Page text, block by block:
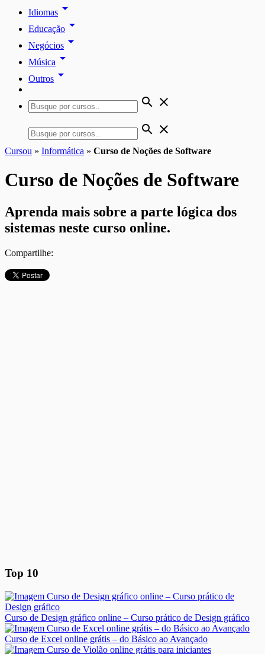
Idiomas arrow_drop_down
Educação arrow_drop_down
Negócios arrow_drop_down
Música arrow_drop_down
Outros arrow_drop_down
search close
search close
Cursou » Informática » Curso de Noções de Software
Curso de Noções de Software
Aprenda mais sobre a parte lógica dos
sistemas neste curso online.
Compartilhe:
Top 10
Curso de Design gráfico online – Curso prático de Design gráfico
Curso de Excel online grátis – do Básico ao Avançado